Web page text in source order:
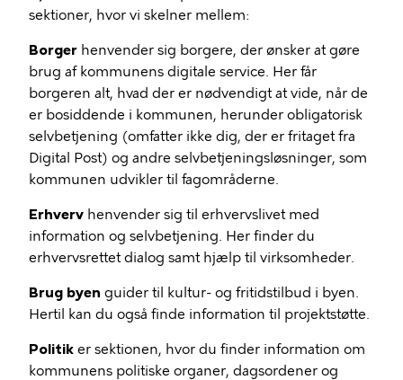
sektioner, hvor vi skelner mellem:
Borger henvender sig borgere, der ønsker at gøre
brug af kommunens digitale service. Her får
borgeren alt, hvad der er nødvendigt at vide, når de
er bosiddende i kommunen, herunder obligatorisk
selvbetjening (omfatter ikke dig, der er fritaget fra
Digital Post) og andre selvbetjeningsløsninger, som
kommunen udvikler til fagområderne.
Erhverv henvender sig til erhvervslivet med
information og selvbetjening. Her finder du
erhvervsrettet dialog samt hjælp til virksomheder.
Brug byen guider til kultur- og fritidstilbud i byen.
Hertil kan du også finde information til projektstøtte.
Politik er sektionen, hvor du finder information om
kommunens politiske organer, dagsordener og